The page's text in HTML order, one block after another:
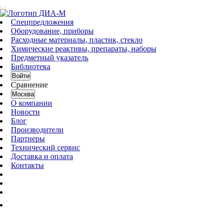
Спецпредложения
Оборудование, приборы
Расходные материалы, пластик, стекло
Химические реактивы, препараты, наборы
Предметный указатель
Библиотека
Войти
Сравнение
Москва
О компании
Новости
Блог
Производители
Партнеры
Технический сервис
Доставка и оплата
Контакты